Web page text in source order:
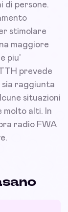
di persone.
stimolare
maggiore
piu'
prevede
sia raggiunta
situazioni
molto alti. In
radio FWA